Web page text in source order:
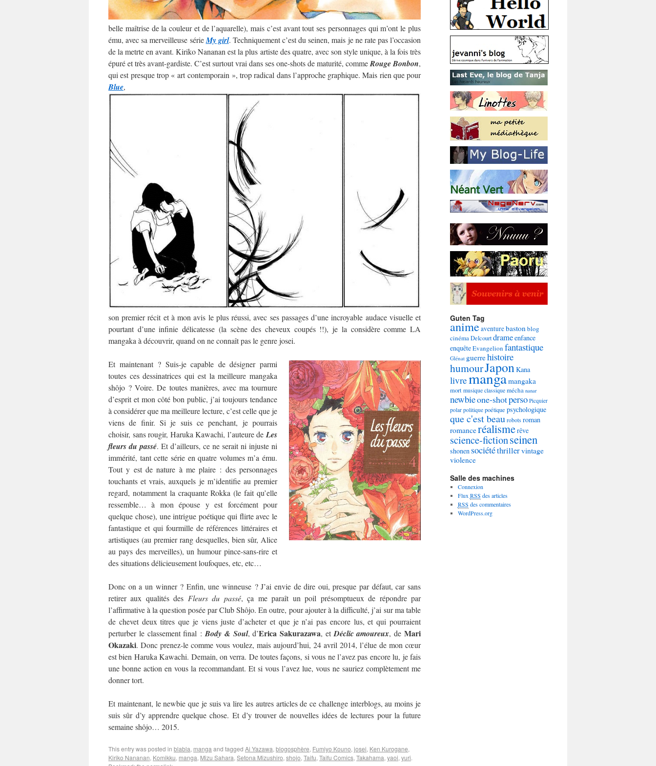
belle maîtrise de la couleur et de l’aquarelle), mais c’est avant tout ses personnages qui m’ont le plus
ému, avec sa merveilleuse sérieMy girl. Techniquement c’est du seinen, mais je ne rate pas l’occasion
de la metrte en avant. Kiriko Nananan est la plus artiste des quatre, avec son style unique, à la fois très
épuré et très avant-gardiste. C’est surtout vrai dans ses one-shots de maturité, commeRouge Bonbon,
qui est presque trop « art contemporain », trop radical dans l’approche graphique. Mais rien que pour
Blue,
son premier récit et à mon avis le plus réussi, avec ses passages d’une incroyable audace visuelle et
pourtant d’une infinie délicatesse (la scène des cheveux coupés !!), je la considère comme LA
mangaka à découvrir, quand on ne connaît pas le genre josei.
Et maintenant ? Suis-je capable de désigner parmi
toutes ces dessinatrices qui est la meilleure mangaka
shôjo ? Voire. De toutes manières, avec ma tournure
d’esprit et mon côté bon public, j’ai toujours tendance
à considérer que ma meilleure lecture, c’est celle que je
viens de finir. Si je suis ce penchant, je pourrais
choisir, sans rougir, Haruka Kawachi, l’auteure deLes
fleurs du passé. Et d’ailleurs, ce ne serait ni injuste ni
immérité, tant cette série en quatre volumes m’a ému.
Tout y est de nature à me plaire : des personnages
touchants et vrais, auxquels je m’identifie au premier
regard, notamment la craquante Rokka (le fait qu’elle
ressemble… à mon épouse y est forcément pour
quelque chose), une intrigue poétique qui flirte avec le
fantastique et qui fourmille de références littéraires et
artistiques (au premier rang desquelles, bien sûr, Alice
au pays des merveilles), un humour pince-sans-rire et
des situations délicieusement loufoques, etc, etc…
Donc on a un winner ? Enfin, une winneuse ? J’ai envie de dire oui, presque par défaut, car sans
retirer aux qualités des Fleurs du passé, ça me paraît un poil présomptueux de répondre par
l’affirmative à la question posée par Club Shôjo. En outre, pour ajouter à la difficulté, j’ai sur ma table
de chevet deux titres que je viens juste d’acheter et que je n’ai pas encore lus, et qui pourraient
perturber le classement final :Body & Soul, d’Erica Sakurazawa, etDéclic amoureux, deMari
Okazaki. Donc prenez-le comme vous voulez, mais aujourd’hui, 24 avril 2014, l’élue de mon cœur
est bien Haruka Kawachi. Demain, on verra. De toutes façons, si vous ne l’avez pas encore lu, je fais
une bonne action en vous la recommandant. Et si vous l’avez lue, vous ne sauriez complètement me
donner tort.
Et maintenant, le newbie que je suis va lire les autres articles de ce challenge interblogs, au moins je
suis sûr d’y apprendre quelque chose. Et d’y trouver de nouvelles idées de lectures pour la future
semaine shôjo… 2015.
This entry was posted in blabla, manga and tagged Ai Yazawa, blogosphère, Fumiyo Kouno, josei, Ken Kurogane,
Kiriko Nananan, Komikku, manga, Mizu Sahara, Setona Mizushiro, shojo, Taifu, Taifu Comics, Takahama, yaoi, yuri.
Guten Tag
animeaventurebaston blog
cinémaDelcourtdrameenfance
enquêteEvangelion fantastique
Glénat guerrehistoire
humourJapon Kana
livremangamangaka
mortmusique classiquemécha nanar
newbieone-shotperso Picquier
polar politique poétique psychologique
que c'est beaurobotsroman
romanceréalismerêve
science-fictionseinen
shonen sociététhrillervintage
violence
Salle des machines
Connexion
Flux RSS des articles
RSS des commentaires
WordPress.org